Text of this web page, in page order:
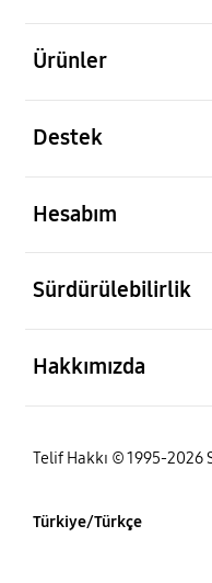
Ürünler
Destek
Hesabım
Sürdürülebilirlik
Hakkımızda
Telif Hakkı © 1995-2026
Türkiye/Türkçe